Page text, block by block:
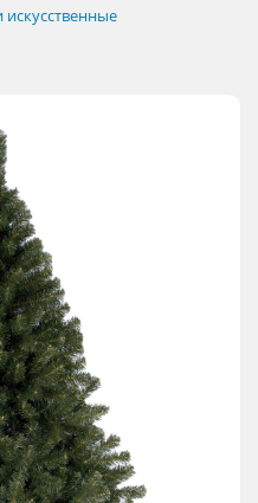
искусственные